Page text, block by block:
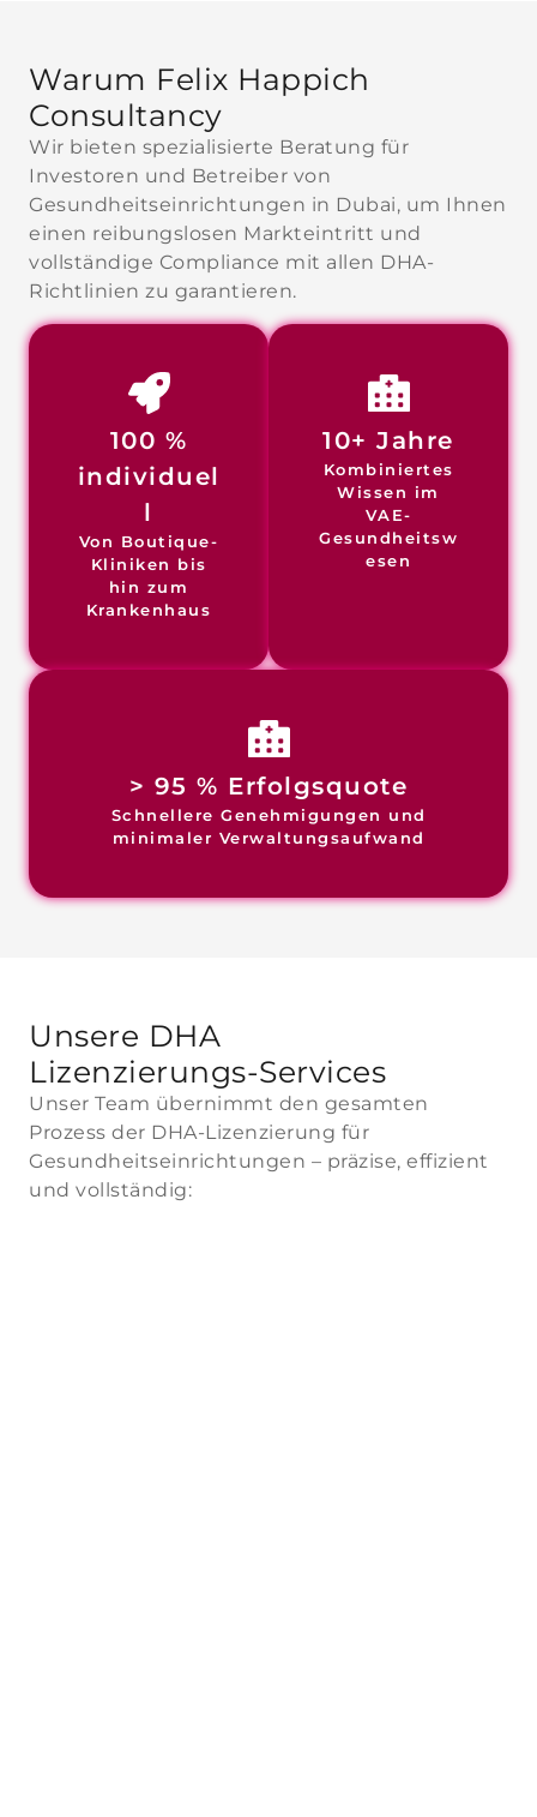
Warum Felix Happich
Consultancy
Wir bieten spezialisierte Beratung für
Investoren und Betreiber von
Gesundheitseinrichtungen in Dubai, um Ihnen
einen reibungslosen Markteintritt und
vollständige Compliance mit allen DHA-
Richtlinien zu garantieren.
100 %
individuel
l
Von Boutique-
Kliniken bis
hin zum
Krankenhaus
10+ Jahre
Kombiniertes
Wissen im
VAE-
Gesundheitsw
esen
> 95 % Erfolgsquote
Schnellere Genehmigungen und
minimaler Verwaltungsaufwand
Unsere DHA
Lizenzierungs-Services
Unser Team übernimmt den gesamten
Prozess der DHA-Lizenzierung für
Gesundheitseinrichtungen – präzise, effizient
und vollständig: